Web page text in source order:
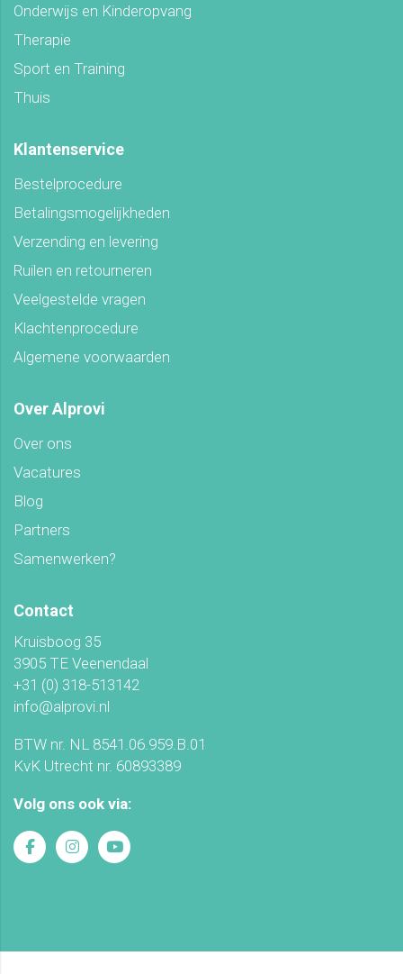
Onderwijs en Kinderopvang
Therapie
Sport en Training
Thuis
Klantenservice
Bestelprocedure
Betalingsmogelijkheden
Verzending en levering
Ruilen en retourneren
Veelgestelde vragen
Klachtenprocedure
Algemene voorwaarden
Over Alprovi
Over ons
Vacatures
Blog
Partners
Samenwerken?
Contact
Kruisboog 35
3905 TE Veenendaal
+31 (0) 318-513142
info@alprovi.nl
BTW nr. NL 8541.06.959.B.01
KvK Utrecht nr. 60893389
Volg ons ook via: